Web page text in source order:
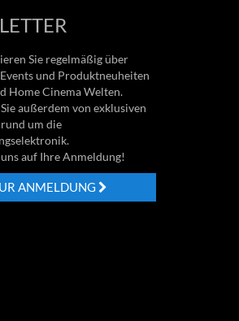
Sie regelmäßig über
und Produktneuheiten
Home Cinema Welten.
außerdem von exklusiven
um die
auf Ihre Anmeldung!
ANMELDUNG